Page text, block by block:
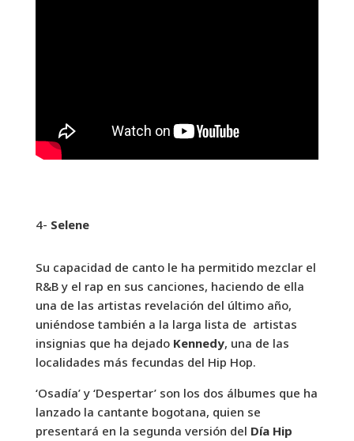
4- Selene
Su capacidad de canto le ha permitido mezclar el
R&B y el rap en sus canciones, haciendo de ella
una de las artistas revelación del último año,
uniéndose también a la larga lista de artistas
insignias que ha dejado Kennedy, una de las
localidades más fecundas del Hip Hop.
‘Osadía’ y ‘Despertar’ son los dos álbumes que ha
lanzado la cantante bogotana, quien se
presentará en la segunda versión del Día Hip